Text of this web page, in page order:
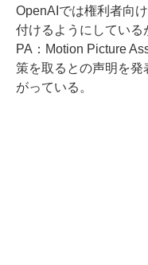
OpenAIでは権利者向
付けるようにしている
PA：Motion Picture
策を取るとの声明を発
がっている。